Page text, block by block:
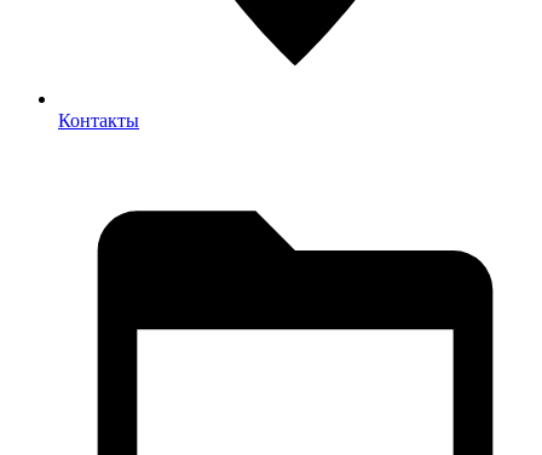
Контакты